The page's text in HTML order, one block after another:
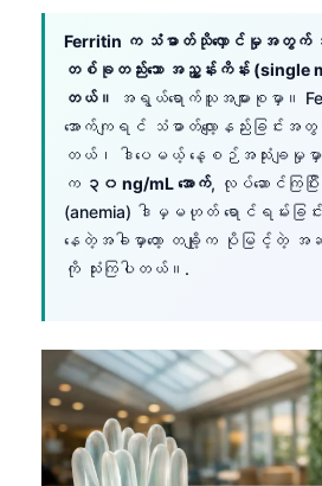
Ferritin က သံဓာတ်သိုလှောင်မှုအတွက် အ
တစ်ခုတည်းသော အညွှန်းကိန်း (single
တယ်။
အရွယ်ရောက်သူအများစုမှာ။
အောက်ကျရင် သံဓာတ်လျော့နည်းခြင်း
တယ်၊ ဒါပေမယ့် နေ့စဉ်အသုံးချမှုမှာ ဆ
က ၃၀ ng/mL အောက်, လုပ်ဆောင်ကြပြီး
(anemia) ဒါမှမဟုတ် ရောင်ရမ်းခြင်
နေတဲ့အခါမှာတော့ တချို့က ပိုမြင့်တဲ့
ကို သုံးကြပါတယ်။.